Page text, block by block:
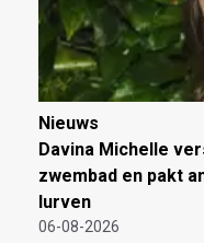
Nieuws
Davina Michelle
zwembad en pakt
lurven
06-08-2026